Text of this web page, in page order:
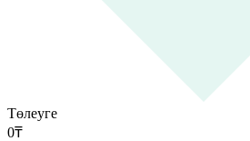
Төлеуге
0₸